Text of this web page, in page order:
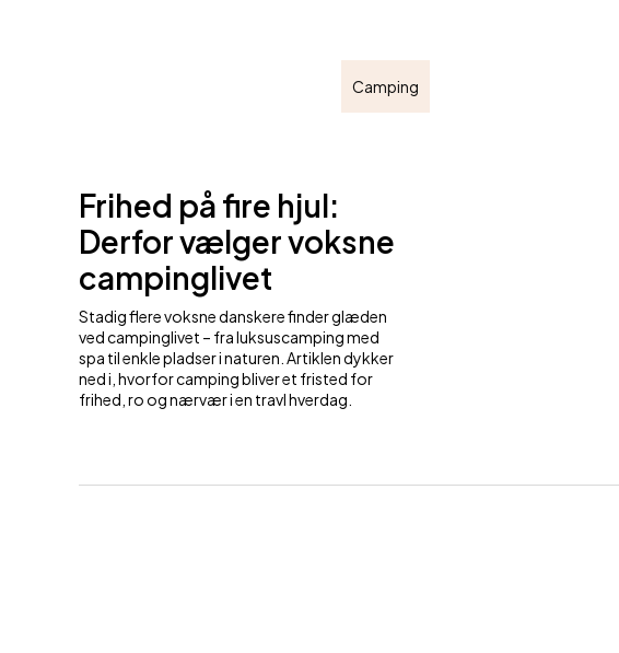
Camping
Frihed på fire hjul:
Derfor vælger voksne
campinglivet
Stadig flere voksne danskere finder glæden
ved campinglivet – fra luksuscamping med
spa til enkle pladser i naturen. Artiklen dykker
ned i, hvorfor camping bliver et fristed for
frihed, ro og nærvær i en travl hverdag.